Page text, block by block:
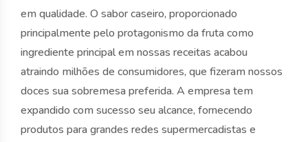
em qualidade. O sabor caseiro, proporcionado
principalmente pelo protagonismo da fruta como
ingrediente principal em nossas receitas acabou
atraindo milhões de consumidores, que fizeram nossos
doces sua sobremesa preferida. A empresa tem
expandido com sucesso seu alcance, fornecendo
produtos para grandes redes supermercadistas e